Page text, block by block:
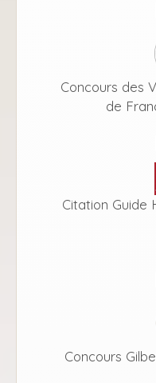
Concours des
de
Citation Guide
Concours